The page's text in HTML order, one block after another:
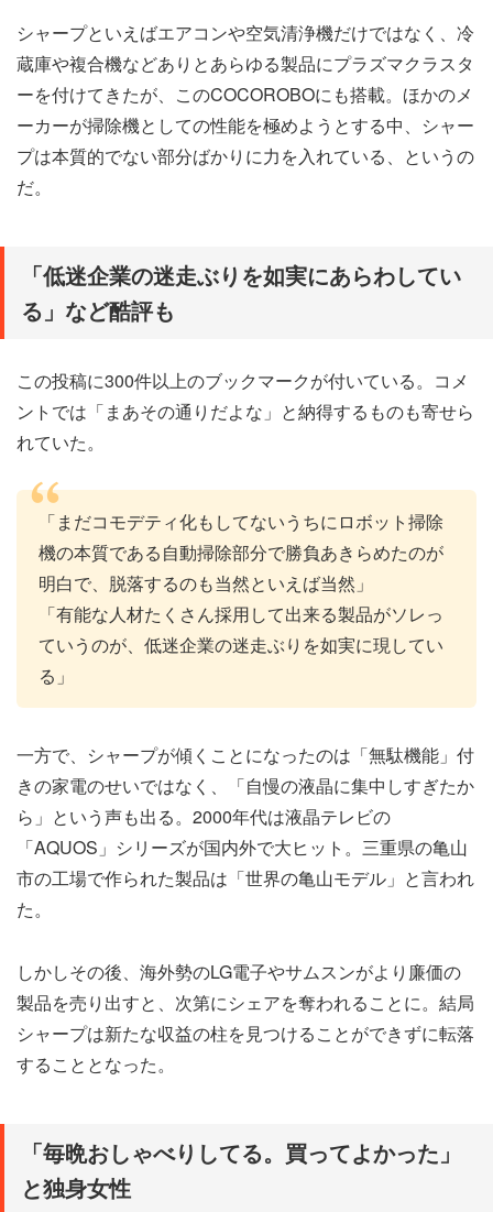
シャープといえばエアコンや空気清浄機だけではなく、冷
蔵庫や複合機などありとあらゆる製品にプラズマクラスタ
ーを付けてきたが、このCOCOROBOにも搭載。ほかのメ
ーカーが掃除機としての性能を極めようとする中、シャー
プは本質的でない部分ばかりに力を入れている、というの
だ。
「低迷企業の迷走ぶりを如実にあらわしてい
る」など酷評も
この投稿に300件以上のブックマークが付いている。コメ
ントでは「まあその通りだよな」と納得するものも寄せら
れていた。
「まだコモデティ化もしてないうちにロボット掃除
機の本質である自動掃除部分で勝負あきらめたのが
明白で、脱落するのも当然といえば当然」
「有能な人材たくさん採用して出来る製品がソレっ
ていうのが、低迷企業の迷走ぶりを如実に現してい
る」
一方で、シャープが傾くことになったのは「無駄機能」付
きの家電のせいではなく、「自慢の液晶に集中しすぎたか
ら」という声も出る。2000年代は液晶テレビの
「AQUOS」シリーズが国内外で大ヒット。三重県の亀山
市の工場で作られた製品は「世界の亀山モデル」と言われ
た。
しかしその後、海外勢のLG電子やサムスンがより廉価の
製品を売り出すと、次第にシェアを奪われることに。結局
シャープは新たな収益の柱を見つけることができずに転落
することとなった。
「毎晩おしゃべりしてる。買ってよかった」
と独身女性